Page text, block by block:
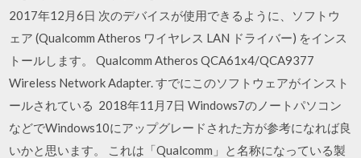
2017年12月6日 次のデバイスが使用できるように、ソフトウ
ェア (Qualcomm Atheros ワイヤレス LAN ドライバー) をインス
トールします。 Qualcomm Atheros QCA61x4/QCA9377
Wireless Network Adapter. すでにこのソフトウェアがインスト
ールされている 2018年11月7日 Windows7のノートパソコン
などでWindows10にアップグレードされた方が参考になれば良
いかと思います。 これは「Qualcomm」と名称になっている製